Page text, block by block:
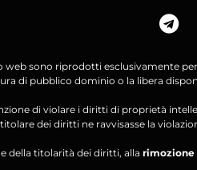
sono riprodotti esclusivamente
di pubblico dominio o la libera
di violare i diritti di proprietà
dei diritti ne ravvisasse la
della titolarità dei diritti, alla rimozione